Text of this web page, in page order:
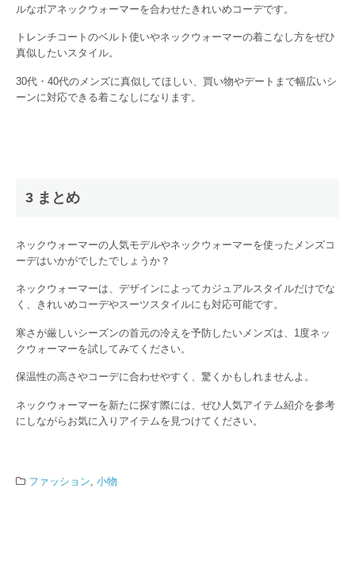
ルなボアネックウォーマーを合わせたきれいめコーデです。
トレンチコートのベルト使いやネックウォーマーの着こなし方をぜひ
真似したいスタイル。
30代・40代のメンズに真似してほしい、買い物やデートまで幅広いシ
ーンに対応できる着こなしになります。
3 まとめ
ネックウォーマーの人気モデルやネックウォーマーを使ったメンズコ
ーデはいかがでしたでしょうか？
ネックウォーマーは、デザインによってカジュアルスタイルだけでな
く、きれいめコーデやスーツスタイルにも対応可能です。
寒さが厳しいシーズンの首元の冷えを予防したいメンズは、1度ネッ
クウォーマーを試してみてください。
保温性の高さやコーデに合わせやすく、驚くかもしれませんよ。
ネックウォーマーを新たに探す際には、ぜひ人気アイテム紹介を参考
にしながらお気に入りアイテムを見つけてください。
ファッション 小物